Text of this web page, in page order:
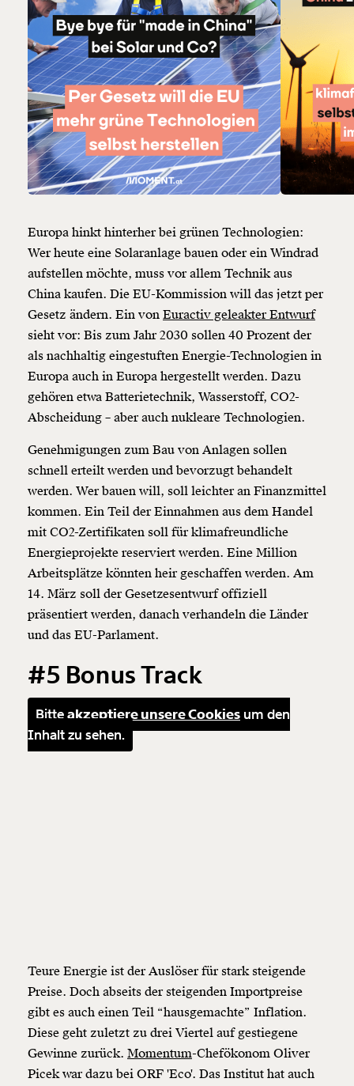
Europa hinkt hinterher bei grünen Technologien:
Wer heute eine Solaranlage bauen oder ein Windrad
aufstellen möchte, muss vor allem Technik aus
China kaufen. Die EU-Kommission will das jetzt per
Gesetz ändern. Ein von Euractiv geleakter Entwurf
sieht vor: Bis zum Jahr 2030 sollen 40 Prozent der
als nachhaltig eingestuften Energie-Technologien in
Europa auch in Europa hergestellt werden. Dazu
gehören etwa Batterietechnik, Wasserstoff, CO2-
Abscheidung – aber auch nukleare Technologien.
Genehmigungen zum Bau von Anlagen sollen
schnell erteilt werden und bevorzugt behandelt
werden. Wer bauen will, soll leichter an Finanzmittel
kommen. Ein Teil der Einnahmen aus dem Handel
mit CO2-Zertifikaten soll für klimafreundliche
Energieprojekte reserviert werden. Eine Million
Arbeitsplätze könnten heir geschaffen werden. Am
14. März soll der Gesetzesentwurf offiziell
präsentiert werden, danach verhandeln die Länder
und das EU-Parlament.
#5 Bonus Track
Bitteakzeptiere unsere Cookies um den
Inhalt zu sehen.
Teure Energie ist der Auslöser für stark steigende
Preise. Doch abseits der steigenden Importpreise
gibt es auch einen Teil “hausgemachte” Inflation.
Diese geht zuletzt zu drei Viertel auf gestiegene
Gewinne zurück. Momentum-Chefökonom Oliver
Picek war dazu bei ORF 'Eco'. Das Institut hat auch